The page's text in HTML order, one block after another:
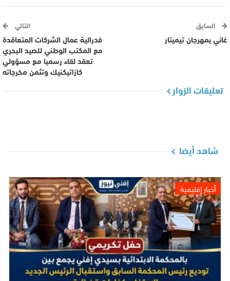
السابق
غاني بمهرجان تيميتار
التالي
فدرالية عمال الشركات المتعاقدة
مع المكتب الوطني للصيد البحري
تعقد لقاء رسميا مع مسؤولي
كازاتيكنيك وتثمن مخرجاته
تعليقات الزوار
شاهد أيضا
أخبار إقليمية